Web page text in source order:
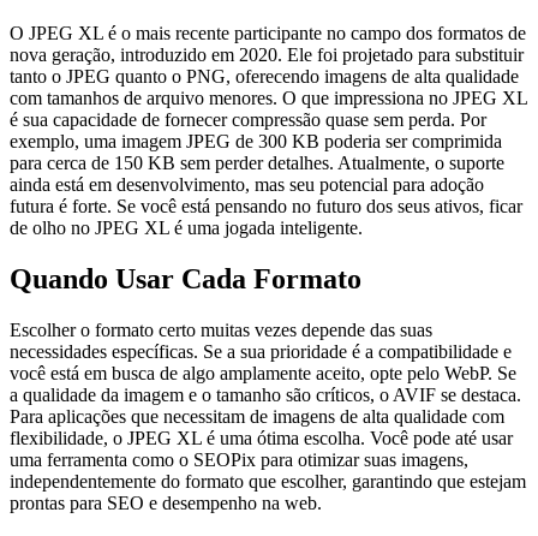
O JPEG XL é o mais recente participante no campo dos formatos de
nova geração, introduzido em 2020. Ele foi projetado para substituir
tanto o JPEG quanto o PNG, oferecendo imagens de alta qualidade
com tamanhos de arquivo menores. O que impressiona no JPEG XL
é sua capacidade de fornecer compressão quase sem perda. Por
exemplo, uma imagem JPEG de 300 KB poderia ser comprimida
para cerca de 150 KB sem perder detalhes. Atualmente, o suporte
ainda está em desenvolvimento, mas seu potencial para adoção
futura é forte. Se você está pensando no futuro dos seus ativos, ficar
de olho no JPEG XL é uma jogada inteligente.
Quando Usar Cada Formato
Escolher o formato certo muitas vezes depende das suas
necessidades específicas. Se a sua prioridade é a compatibilidade e
você está em busca de algo amplamente aceito, opte pelo WebP. Se
a qualidade da imagem e o tamanho são críticos, o AVIF se destaca.
Para aplicações que necessitam de imagens de alta qualidade com
flexibilidade, o JPEG XL é uma ótima escolha. Você pode até usar
uma ferramenta como o SEOPix para otimizar suas imagens,
independentemente do formato que escolher, garantindo que estejam
prontas para SEO e desempenho na web.